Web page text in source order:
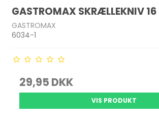
GASTROMAX SKRÆLLEKNIV
GASTROMAX
6034-1
29,95 DKK
VIS PRODUKT